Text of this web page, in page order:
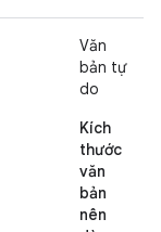
Văn
bản tự
do
Kích
thước
văn
bản
nên